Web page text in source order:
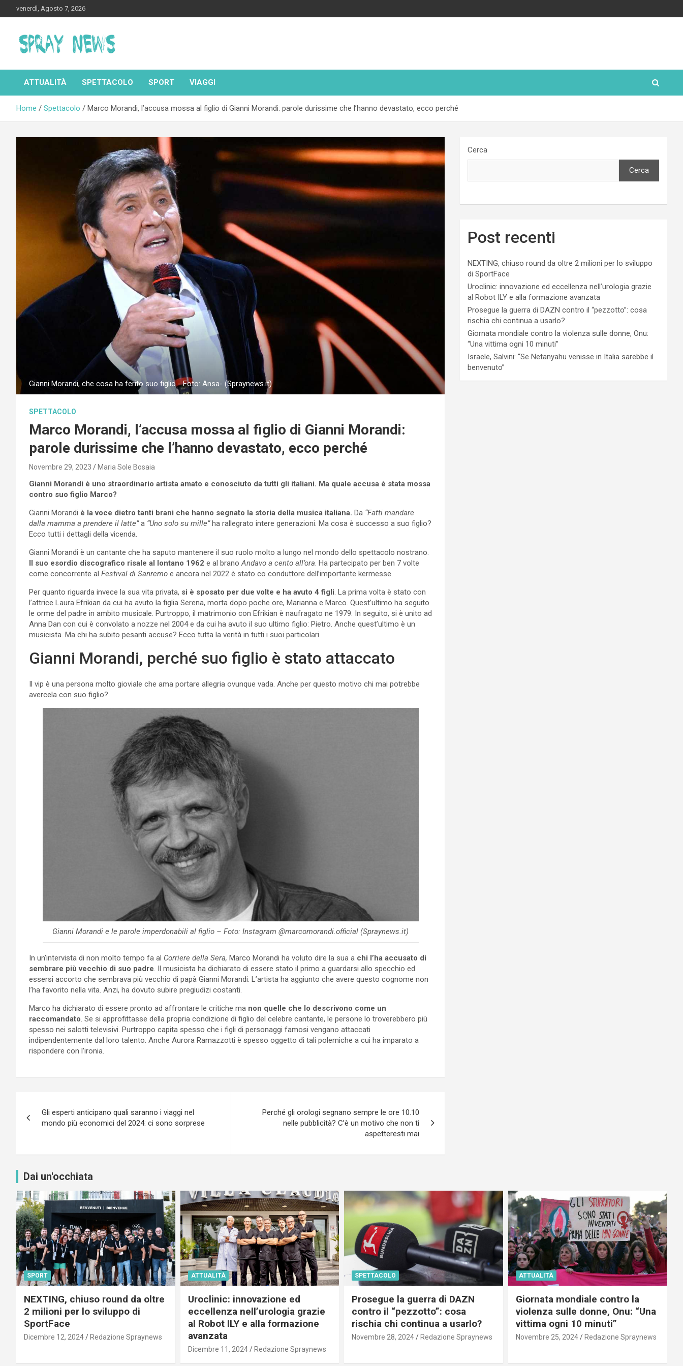
to
venerdì, Agosto 7, 2026
Spraynews.it
ATTUALITÀ SPETTACOLO SPORT VIAGGI
Home Spettacolo Marco Morandi, l’accusa mossa al figlio di Gianni Morandi: parole durissime che l’hanno devastato, ecco perché
Gianni Morandi, che cosa ha ferito suo figlio - Foto: Ansa- (Spraynews.it)
SPETTACOLO
Marco Morandi, l’accusa mossa al figlio di Gianni Morandi:
parole durissime che l’hanno devastato, ecco perché
Novembre 29, 2023 Maria Sole Bosaia
Gianni Morandi è uno straordinario artista amato e conosciuto da tutti gli italiani. Ma quale accusa è stata mossa
contro suo figlio Marco?
Gianni Morandi è la voce dietro tanti brani che hanno segnato la storia della musica italiana. Da “Fatti mandare
dalla mamma a prendere il latte”a “Uno solo su mille”ha rallegrato intere generazioni. Ma cosa è successo a suo figlio?
Ecco tutti i dettagli della vicenda.
Gianni Morandi è un cantante che ha saputo mantenere il suo ruolo molto a lungo nel mondo dello spettacolo nostrano.
Il suo esordio discografico risale al lontano 1962 e al brano Andavo a cento all’ora . Ha partecipato per ben 7 volte
come concorrente al Festival di Sanremo e ancora nel 2022 è stato co conduttore dell’importante kermesse.
Per quanto riguarda invece la sua vita privata, si è sposato per due volte e ha avuto 4 figli . La prima volta è stato con
l’attrice Laura Efrikian da cui ha avuto la figlia Serena, morta dopo poche ore, Marianna e Marco. Quest’ultimo ha seguito
le orme del padre in ambito musicale. Purtroppo, il matrimonio con Efrikian è naufragato ne 1979. In seguito, si è unito ad
Anna Dan con cui è convolato a nozze nel 2004 e da cui ha avuto il suo ultimo figlio: Pietro. Anche quest’ultimo è un
musicista. Ma chi ha subito pesanti accuse? Ecco tutta la verità in tutti i suoi particolari.
Gianni Morandi, perché suo figlio è stato attaccato
Il vip è una persona molto gioviale che ama portare allegria ovunque vada. Anche per questo motivo chi mai potrebbe
avercela con suo figlio?
Gianni Morandi e le parole imperdonabili al figlio – Foto: Instagram @marcomorandi.official (Spraynews.it)
In un’intervista di non molto tempo fa al Corriere della Sera, Marco Morandi ha voluto dire la sua a chi l’ha accusato di
sembrare più vecchio di suo padre . Il musicista ha dichiarato di essere stato il primo a guardarsi allo specchio ed
essersi accorto che sembrava più vecchio di papà Gianni Morandi. L’artista ha aggiunto che avere questo cognome non
l’ha favorito nella vita. Anzi, ha dovuto subire pregiudizi costanti.
Marco ha dichiarato di essere pronto ad affrontare le critiche ma non quelle che lo descrivono come un
raccomandato . Se si approfittasse della propria condizione di figlio del celebre cantante, le persone lo troverebbero più
spesso nei salotti televisivi. Purtroppo capita spesso che i figli di personaggi famosi vengano attaccati
indipendentemente dal loro talento. Anche Aurora Ramazzotti è spesso oggetto di tali polemiche a cui ha imparato a
rispondere con l’ironia.
articoli
Gli esperti anticipano quali saranno i viaggi nel
mondo più economici del 2024: ci sono sorprese
Perché gli orologi segnano sempre le ore 10.10
nelle pubblicità? C’è un motivo che non ti
aspetteresti mai
Cerca
Cerca
Post recenti
NEXTING, chiuso round da oltre 2 milioni per lo sviluppo
di SportFace
Uroclinic: innovazione ed eccellenza nell’urologia grazie
al Robot ILY e alla formazione avanzata
Prosegue la guerra di DAZN contro il “pezzotto”: cosa
rischia chi continua a usarlo?
Giornata mondiale contro la violenza sulle donne, Onu:
“Una vittima ogni 10 minuti”
Israele, Salvini: “Se Netanyahu venisse in Italia sarebbe il
benvenuto”
Dai un'occhiata
SPORT
NEXTING, chiuso round da oltre
2 milioni per lo sviluppo di
SportFace
Dicembre 12, 2024 Redazione Spraynews
ATTUALITÀ
Uroclinic: innovazione ed
eccellenza nell’urologia grazie
al Robot ILY e alla formazione
avanzata
Dicembre 11, 2024 Redazione Spraynews
SPETTACOLO
Prosegue la guerra di DAZN
contro il “pezzotto”: cosa
rischia chi continua a usarlo?
Novembre 28, 2024 Redazione Spraynews
ATTUALITÀ
Giornata mondiale contro la
violenza sulle donne, Onu: “Una
vittima ogni 10 minuti”
Novembre 25, 2024 Redazione Spraynews